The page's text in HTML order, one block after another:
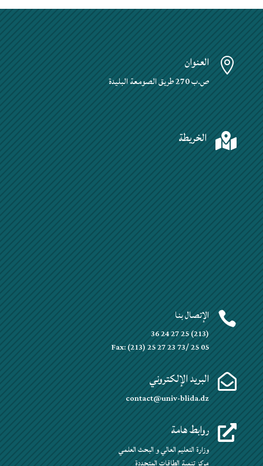
 العنوان
ص.ب 270 طريق الصومعة البليدة
 الخريطة
 الإتصال بنا
(213) 25 27 24 36
Fax: (213) 25 27 23 73/ 25 05
 البريد الإلكتروني
contact@univ-blida.dz
 روابط هامة
وزارة التعليم العالي و البحث العلمي